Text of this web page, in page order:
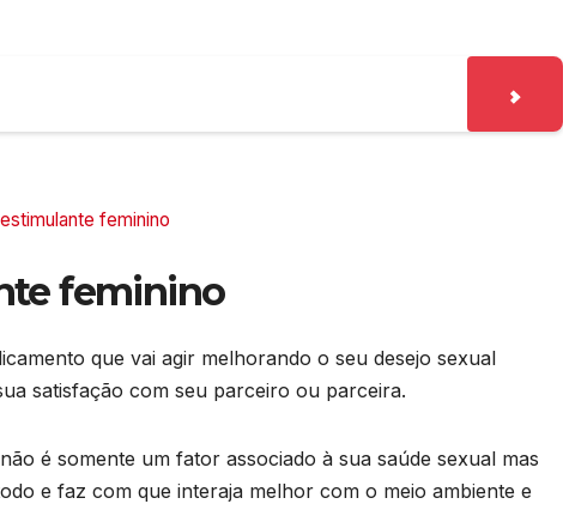
feminino
feminino
que vai agir melhorando o seu desejo sexual
satisfação com seu parceiro ou parceira.
é somente um fator associado à sua saúde sexual mas
e faz com que interaja melhor com o meio ambiente e